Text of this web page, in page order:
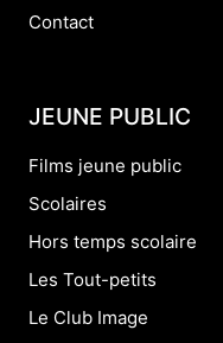
Contact
JEUNE PUBLIC
Films jeune public
Scolaires
Hors temps scolaire
Les Tout-petits
Le Club Image